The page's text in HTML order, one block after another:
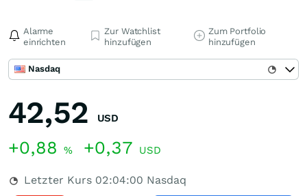
Alarme
einrichten
Zur Watchlist
hinzufügen
Zum Portfolio
hinzufügen
Nasdaq
42,52 USD
+0,88 % +0,37 USD
Letzter Kurs 02:04:00 Nasdaq